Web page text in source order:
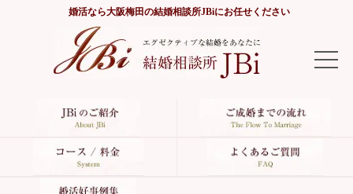
婚活なら大阪梅田の結婚相談所JBiにお任せください
TOP